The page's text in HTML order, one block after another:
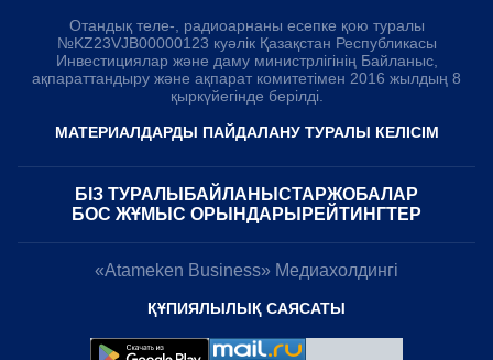
Отандық теле-, радиоарнаны есепке қою туралы
№KZ23VJB00000123 куәлік Қазақстан Республикасы
Инвестициялар және даму министрлігінің Байланыс,
ақпараттандыру және ақпарат комитетімен 2016 жылдың 8
қыркүйегінде берілді.
МАТЕРИАЛДАРДЫ ПАЙДАЛАНУ ТУРАЛЫ КЕЛІСІМ
БІЗ ТУРАЛЫ БАЙЛАНЫСТАРЖОБАЛАР
БОС ЖҰМЫС ОРЫНДАРЫ РЕЙТИНГТЕР
«Atameken Business» Медиахолдингі
ҚҰПИЯЛЫЛЫҚ САЯСАТЫ